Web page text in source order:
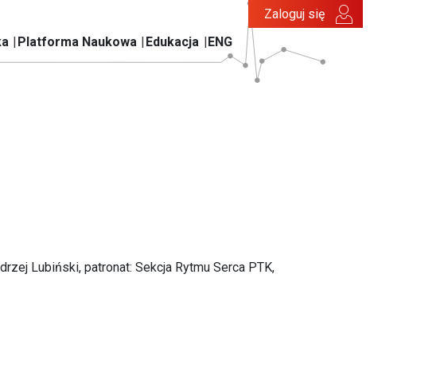
Platforma Naukowa Edukacja ENG
Zaloguj się
Lubiński, patronat: Sekcja Rytmu Serca PTK,